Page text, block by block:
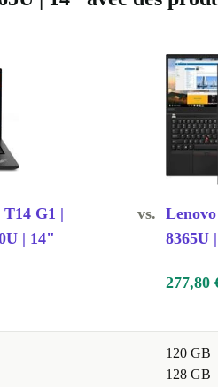
G1 |
| 14"
vs.
8365U
277,80
120 GB
128 GB